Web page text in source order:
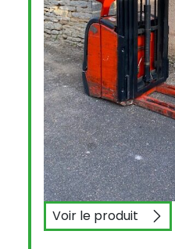
Voir le produitFENWICK L14